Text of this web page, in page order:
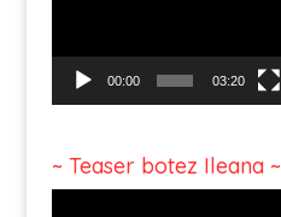
00:00 03:20
~ Teaser botez Ileana ~
Video